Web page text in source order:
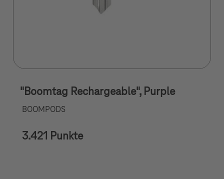
"Boomtag Rechargeable", Purple
BOOMPODS
3.421 Punkte